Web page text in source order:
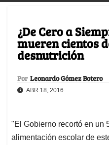
¿De Cero a
mueren cientos
desnutrición
Por Leonardo Gómez Botero
ABR 18, 2016
"El Gobierno recortó en un
alimentación escolar de